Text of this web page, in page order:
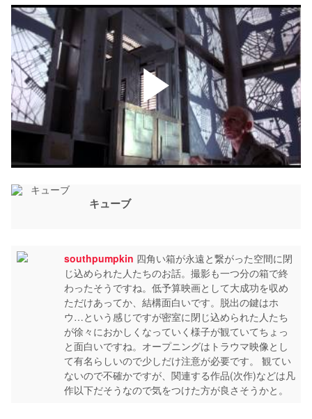
キューブ
southpumpkin 四角い箱が永遠と繋がった空間に閉
じ込められた人たちのお話。撮影も一つ分の箱で終
わったそうですね。低予算映画として大成功を収め
ただけあってか、結構面白いです。脱出の鍵はホ
ウ…という感じですが密室に閉じ込められた人たち
が徐々におかしくなっていく様子が観ていてちょっ
と面白いですね。オープニングはトラウマ映像とし
て有名らしいので少しだけ注意が必要です。 観てい
ないので不確かですが、関連する作品(次作)などは凡
作以下だそうなので気をつけた方が良さそうかと。